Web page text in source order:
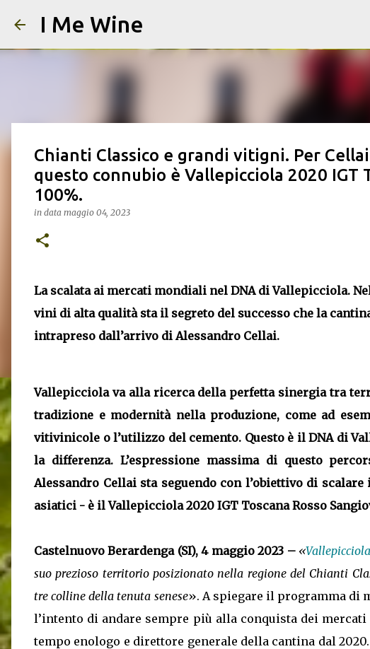
I Me Wine
Chianti Classico e grandi vitigni. Per
questo connubio è Vallepicciola 2020 IGT
100%.
in data maggio 04, 2023
La scalata ai mercati mondiali nel DNA di Vallepicciola.
vini di alta qualità sta il segreto del successo che la
intrapreso dall’arrivo di Alessandro Cellai.
Vallepicciola va alla ricerca della perfetta sinergia tra
tradizione e modernità nella produzione, come ad
vitivinicole o l’utilizzo del cemento. Questo è il DNA di
la differenza. L’espressione massima di questo
Alessandro Cellai sta seguendo con l’obiettivo di
asiatici - è ilVallepicciola 2020 IGT Toscana Rosso
Castelnuovo Berardenga (SI), 4 maggio 2023 – «Vallepicciola
suo prezioso territorio posizionato nella regione del Chianti
tre colline della tenuta senese». A spiegare il programma di
l’intento di andare sempre più alla conquista dei
tempo enologo e direttore generale della cantina dal